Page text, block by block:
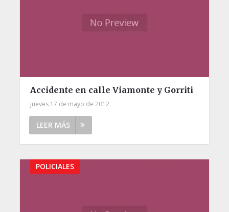
Accidente en calle Viamonte y Gorriti
jueves 17 de mayo de 2012
LEER MÁS
POLICIALES